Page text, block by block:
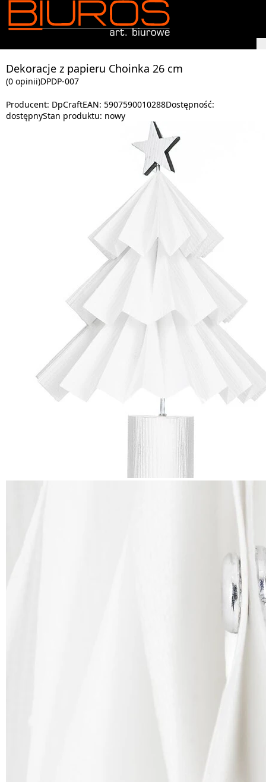
Dekoracje z papieru Choinka 26 cm
(0 opinii)DPDP-007
Producent: DpCraftEAN: 5907590010288Dostępność:
dostępnyStan produktu: nowy